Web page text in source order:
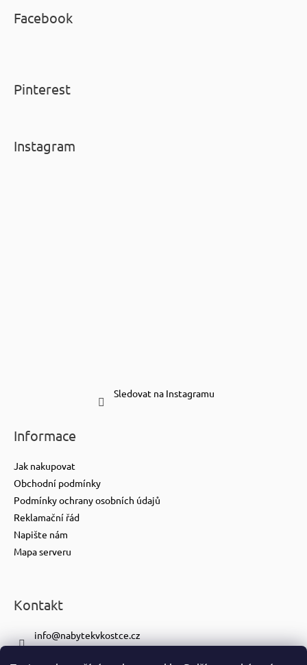
Facebook
Pinterest
Instagram
Sledovat na Instagramu
Informace
Jak nakupovat
Obchodní podmínky
Podmínky ochrany osobních údajů
Reklamační řád
Napište nám
Mapa serveru
Kontakt
info@nabytekvkostce.cz